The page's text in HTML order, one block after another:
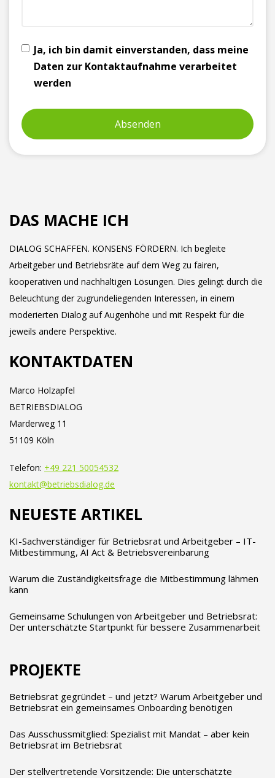
Ja, ich bin damit einverstanden, dass meine
Daten zur Kontaktaufnahme verarbeitet
werden
DAS MACHE ICH
DIALOG SCHAFFEN. KONSENS FÖRDERN. Ich begleite
Arbeitgeber und Betriebsräte auf dem Weg zu fairen,
kooperativen und nachhaltigen Lösungen. Dies gelingt durch die
Beleuchtung der zugrundeliegenden Interessen, in einem
moderierten Dialog auf Augenhöhe und mit Respekt für die
jeweils andere Perspektive.
KONTAKTDATEN
Marco Holzapfel
BETRIEBSDIALOG
Marderweg 11
51109 Köln
Telefon: +49 221 50054532
kontakt@betriebsdialog.de
NEUESTE ARTIKEL
KI-Sachverständiger für Betriebsrat und Arbeitgeber – IT-
Mitbestimmung, AI Act & Betriebsvereinbarung
Warum die Zuständigkeitsfrage die Mitbestimmung lähmen
kann
Gemeinsame Schulungen von Arbeitgeber und Betriebsrat:
Der unterschätzte Startpunkt für bessere Zusammenarbeit
PROJEKTE
Betriebsrat gegründet – und jetzt? Warum Arbeitgeber und
Betriebsrat ein gemeinsames Onboarding benötigen
Das Ausschussmitglied: Spezialist mit Mandat – aber kein
Betriebsrat im Betriebsrat
Der stellvertretende Vorsitzende: Die unterschätzte